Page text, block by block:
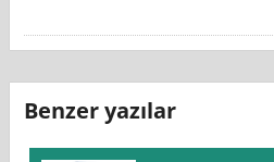
Benzer yazılar